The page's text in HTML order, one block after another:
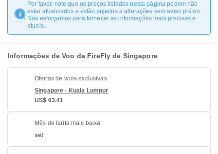
Por favor, note que os preços listados nesta página podem não
estar atualizados e estão sujeitos a alterações sem aviso prévio.
Nos esforçamos para fornecer as informações mais precisas e
atuais.
Informações de Voo da FireFly de Singapore
Ofertas de voos exclusivas
Singapore - Kuala Lumpur
US$ 63.41
Mês de tarifa mais baixa
set